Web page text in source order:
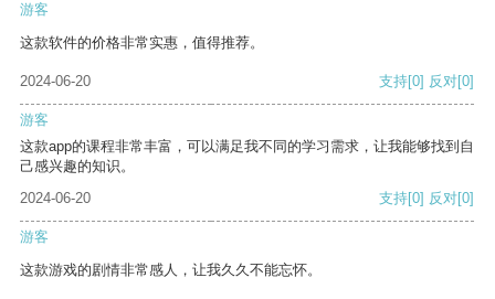
游客
这款软件的价格非常实惠，值得推荐。
2024-06-20 支持[0] 反对[0]
游客
这款app的课程非常丰富，可以满足我不同的学习需求，让我能够找到自
己感兴趣的知识。
2024-06-20
支持[0] 反对[0]
游客
这款游戏的剧情非常感人，让我久久不能忘怀。